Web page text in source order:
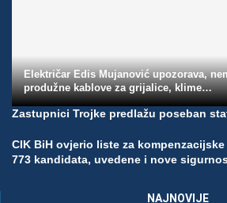
Električar Edis Mujanović upozorava,
produžne kablove za grijalice, klime…
Zastupnici Trojke predlažu poseban
CIK BiH ovjerio liste za
773 kandidata, uvedene i nove
NAJNOVIJE